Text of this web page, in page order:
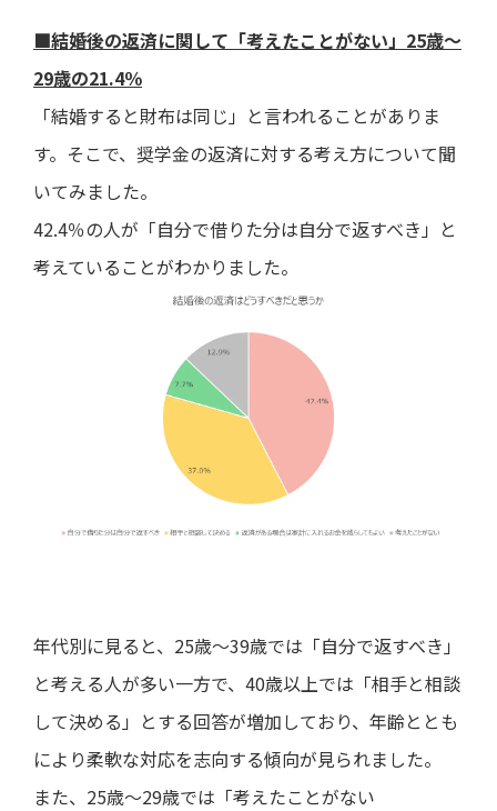
■結婚後の返済に関して「考えたことがない」25歳～
29歳の21.4％
「結婚すると財布は同じ」と言われることがありま
す。そこで、奨学金の返済に対する考え方について聞
いてみました。
42.4％の人が「自分で借りた分は自分で返すべき」と
考えていることがわかりました。
年代別に見ると、25歳～39歳では「自分で返すべき」
と考える人が多い一方で、40歳以上では「相手と相談
して決める」とする回答が増加しており、年齢ととも
により柔軟な対応を志向する傾向が見られました。
また、25歳～29歳では「考えたことがない